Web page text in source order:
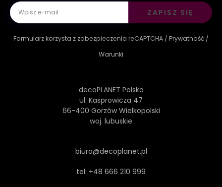
ZAPISZ SIĘ
Formularz korzysta z zabezpieczenia reCAPTCHA / Prywatność /
Warunki
decoPLANET Polska
ul. Kasprowicza 47
66-400 Gorzów Wielkopolski
woj. lubuskie
biuro@decoplanet.pl
tel: +48 666 210 999